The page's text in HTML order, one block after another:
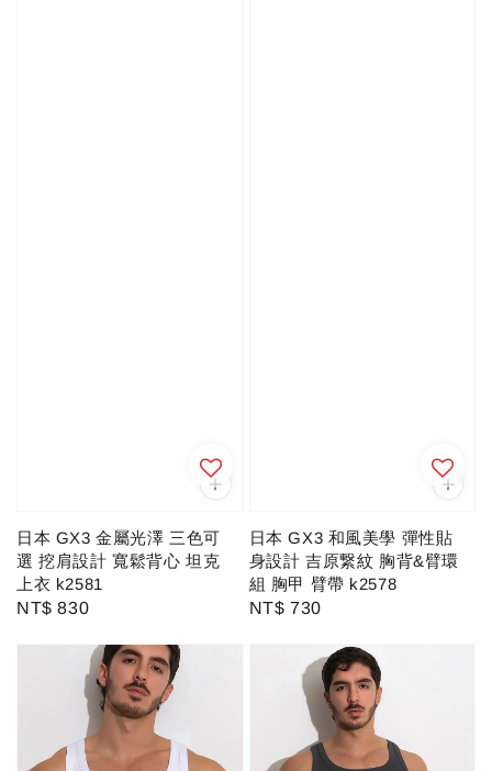
日本 GX3 金屬光澤 三色可
選 挖肩設計 寬鬆背心 坦克
上衣 k2581
Regular
NT$ 830
日本 GX3 和風美學 彈性貼
身設計 吉原繋紋 胸背&臂環
組 胸甲 臂帶 k2578
Regular
NT$ 730